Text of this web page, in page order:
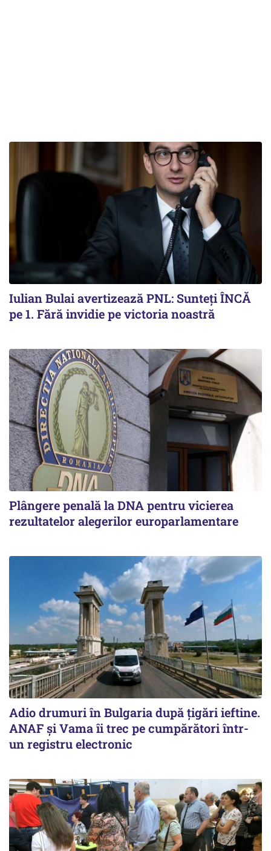
Iulian Bulai avertizează PNL: Sunteți ÎNCĂ
pe 1. Fără invidie pe victoria noastră
Plângere penală la DNA pentru vicierea
rezultatelor alegerilor europarlamentare
Adio drumuri în Bulgaria după țigări ieftine.
ANAF și Vama îi trec pe cumpărători într-
un registru electronic